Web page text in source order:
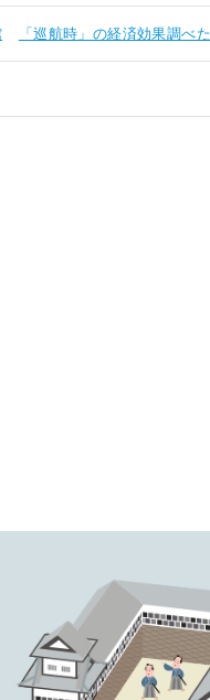
「巡航時」の経済効果調べ